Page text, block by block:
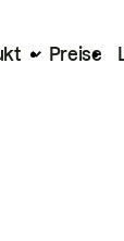
Preise